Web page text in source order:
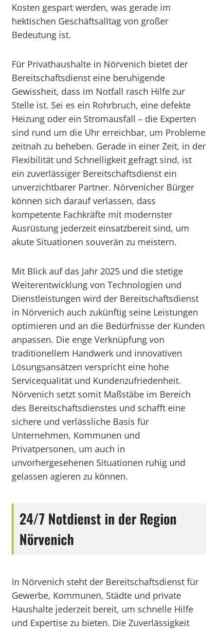
Kosten gespart werden, was gerade im
hektischen Geschäftsalltag von großer
Bedeutung ist.
Für Privathaushalte in Nörvenich bietet der
Bereitschaftsdienst eine beruhigende
Gewissheit, dass im Notfall rasch Hilfe zur
Stelle ist. Sei es ein Rohrbruch, eine defekte
Heizung oder ein Stromausfall – die Experten
sind rund um die Uhr erreichbar, um Probleme
zeitnah zu beheben. Gerade in einer Zeit, in der
Flexibilität und Schnelligkeit gefragt sind, ist
ein zuverlässiger Bereitschaftsdienst ein
unverzichtbarer Partner. Nörvenicher Bürger
können sich darauf verlassen, dass
kompetente Fachkräfte mit modernster
Ausrüstung jederzeit einsatzbereit sind, um
akute Situationen souverän zu meistern.
Mit Blick auf das Jahr 2025 und die stetige
Weiterentwicklung von Technologien und
Dienstleistungen wird der Bereitschaftsdienst
in Nörvenich auch zukünftig seine Leistungen
optimieren und an die Bedürfnisse der Kunden
anpassen. Die enge Verknüpfung von
traditionellem Handwerk und innovativen
Lösungsansätzen verspricht eine hohe
Servicequalität und Kundenzufriedenheit.
Nörvenich setzt somit Maßstäbe im Bereich
des Bereitschaftsdienstes und schafft eine
sichere und verlässliche Basis für
Unternehmen, Kommunen und
Privatpersonen, um auch in
unvorhergesehenen Situationen ruhig und
gelassen agieren zu können.
24/7 Notdienst in der Region
Nörvenich
In Nörvenich steht der Bereitschaftsdienst für
Gewerbe, Kommunen, Städte und private
Haushalte jederzeit bereit, um schnelle Hilfe
und Expertise zu bieten. Die Zuverlässigkeit